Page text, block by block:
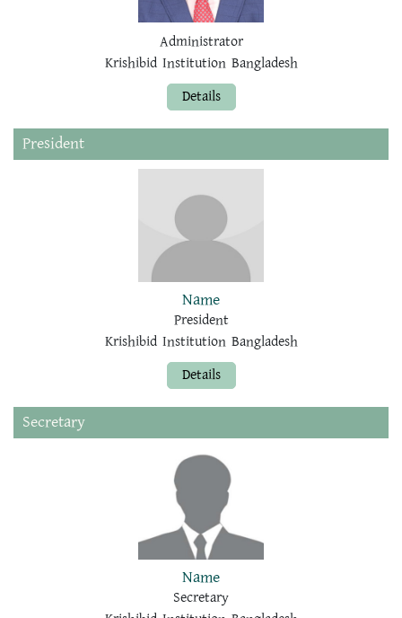
Administrator
Krishibid Institution Bangladesh
Details
President
Name
President
Krishibid Institution Bangladesh
Details
Secretary
Name
Secretary